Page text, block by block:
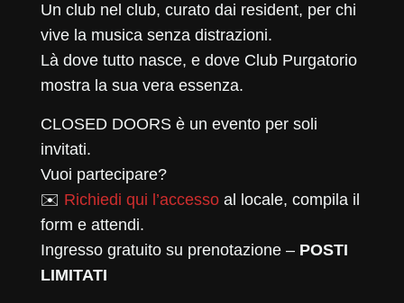
Un club nel club, curato dai resident, per chi
vive la musica senza distrazioni.
Là dove tutto nasce, e dove Club Purgatorio
mostra la sua vera essenza.
CLOSED DOORS è un evento per soli
invitati.
Vuoi partecipare?
✉️ Richiedi qui l’accessoal locale, compila il
form e attendi.
Ingresso gratuito su prenotazione – POSTI
LIMITATI